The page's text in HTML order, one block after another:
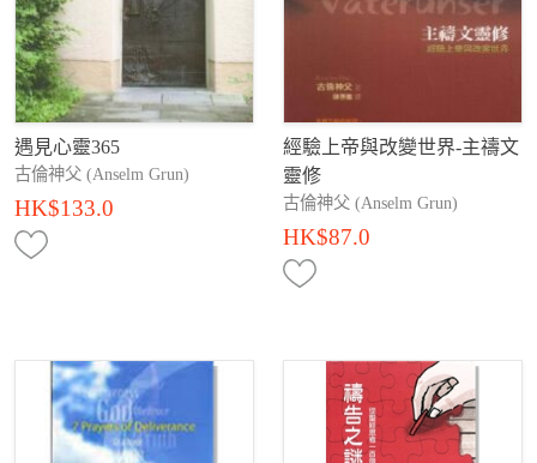
遇見心靈365
古倫神父 (Anselm Grun)
HK$133.0
經驗上帝與改變世界-主禱文
靈修
古倫神父 (Anselm Grun)
HK$87.0